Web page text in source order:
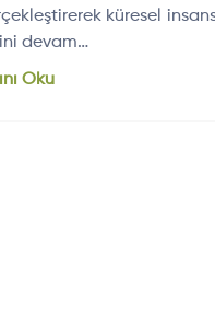
küresel
devam…
Oku